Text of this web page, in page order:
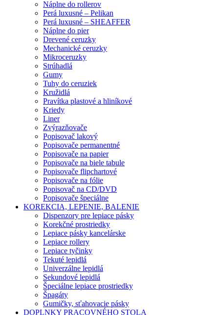
Náplne do rollerov
Perá luxusné – Pelikan
Perá luxusné – SHEAFFER
Náplne do pier
Drevené ceruzky
Mechanické ceruzky
Mikroceruzky
Strúhadlá
Gumy
Tuhy do ceruziek
Kružidlá
Pravítka plastové a hliníkové
Kriedy
Liner
Zvýrazňovače
Popisovač lakový
Popisovače permanentné
Popisovače na papier
Popisovače na biele tabule
Popisovače flipchartové
Popisovače na fólie
Popisovač na CD/DVD
Popisovače špeciálne
KOREKCIA, LEPENIE, BALENIE
Dispenzory pre lepiace pásky
Korekčné prostriedky
Lepiace pásky kancelárske
Lepiace rollery
Lepiace tyčinky
Tekuté lepidlá
Univerzálne lepidlá
Sekundové lepidlá
Špeciálne lepiace prostriedky
Špagáty
Gumičky, sťahovacie pásky
DOPLNKY PRACOVNÉHO STOLA